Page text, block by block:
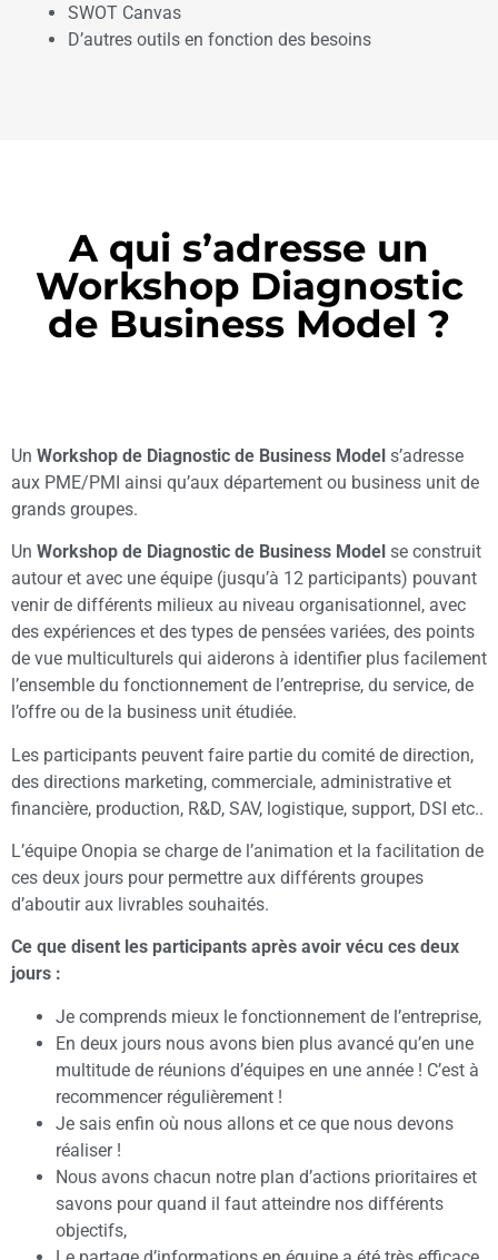
SWOT Canvas
D’autres outils en fonction des besoins
A qui s’adresse un
Workshop Diagnostic
de Business Model ?
Un Workshop de Diagnostic de Business Model s’adresse
aux PME/PMI ainsi qu’aux département ou business unit de
grands groupes.
Un Workshop de Diagnostic de Business Model se construit
autour et avec une équipe (jusqu’à 12 participants) pouvant
venir de différents milieux au niveau organisationnel, avec
des expériences et des types de pensées variées, des points
de vue multiculturels qui aiderons à identifier plus facilement
l’ensemble du fonctionnement de l’entreprise, du service, de
l’offre ou de la business unit étudiée.
Les participants peuvent faire partie du comité de direction,
des directions marketing, commerciale, administrative et
financière, production, R&D, SAV, logistique, support, DSI etc..
L’équipe Onopia se charge de l’animation et la facilitation de
ces deux jours pour permettre aux différents groupes
d’aboutir aux livrables souhaités.
Ce que disent les participants après avoir vécu ces deux
jours :
Je comprends mieux le fonctionnement de l’entreprise,
En deux jours nous avons bien plus avancé qu’en une
multitude de réunions d’équipes en une année ! C’est à
recommencer régulièrement !
Je sais enfin où nous allons et ce que nous devons
réaliser !
Nous avons chacun notre plan d’actions prioritaires et
savons pour quand il faut atteindre nos différents
objectifs,